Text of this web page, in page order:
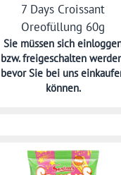
7 Days Croissant
Oreofüllung 60g
Sie müssen sich
bzw. freigeschalten
bevor Sie bei uns
können.